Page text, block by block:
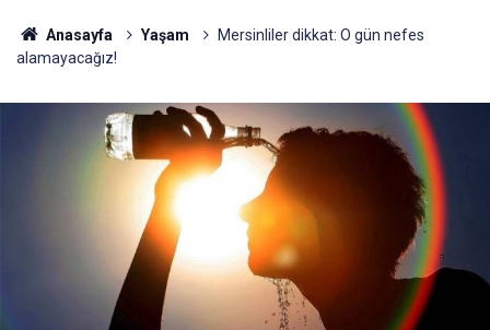
Anasayfa Yaşam
Mersinliler dikkat: O gün nefes
alamayacağız!